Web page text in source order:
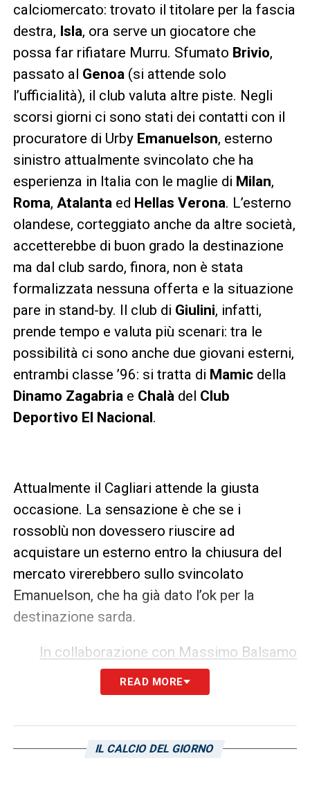
calciomercato: trovato il titolare per la fascia
destra, Isla, ora serve un giocatore che
possa far rifiatare Murru. Sfumato Brivio,
passato al Genoa (si attende solo
l’ufficialità), il club valuta altre piste. Negli
scorsi giorni ci sono stati dei contatti con il
procuratore di Urby Emanuelson, esterno
sinistro attualmente svincolato che ha
esperienza in Italia con le maglie di Milan,
Roma, Atalanta ed Hellas Verona. L’esterno
olandese, corteggiato anche da altre società,
accetterebbe di buon grado la destinazione
ma dal club sardo, finora, non è stata
formalizzata nessuna offerta e la situazione
pare in stand-by. Il club di Giulini, infatti,
prende tempo e valuta più scenari: tra le
possibilità ci sono anche due giovani esterni,
entrambi classe ’96: si tratta di Mamicdella
Dinamo Zagabria e Chalà del Club
Deportivo El Nacional.
Attualmente il Cagliari attende la giusta
occasione. La sensazione è che se i
rossoblù non dovessero riuscire ad
acquistare un esterno entro la chiusura del
mercato virerebbero sullo svincolato
Emanuelson, che ha già dato l’ok per la
destinazione sarda.
In collaborazione con Massimo Balsamo
LA PLAYLIST DELLE NOSTRE TOP NEWS
READ MORE
IL CALCIO DEL GIORNO